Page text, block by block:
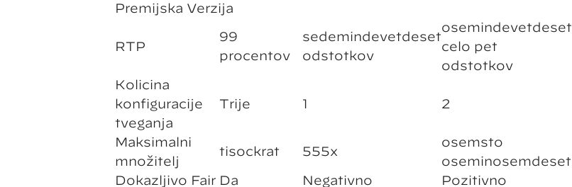
Premijska Verzija
RTP
99
procentov
sedemindevetdeset
odstotkov
osemindevetdeset
celo pet
odstotkov
Količina
konfiguracije
tveganja
Trije 1 2
Maksimalni
množitelj
tisočkrat 555x
osemsto
oseminosemdeset
Dokazljivo Fair Da Negativno Pozitivno